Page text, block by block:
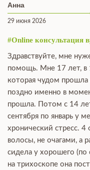
Анна
29 июня 2026
#Online консультация
Здравствуйте, мне
помощь. Мне 17 лет, в
которая чудом прошла
поздно именно в
прошла. Потом с 14
сентября по январь у
хронический стресс. 4
волосы, не очагами, а
сидела у хорошего (по
на трихоскопе она